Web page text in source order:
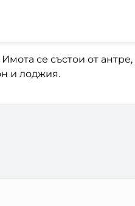
се състои от антре,
и лоджия.